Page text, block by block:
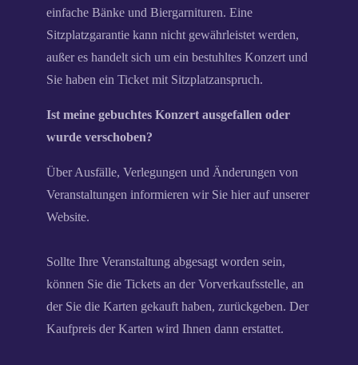
einfache Bänke und Biergarnituren. Eine
Sitzplatzgarantie kann nicht gewährleistet werden,
außer es handelt sich um ein bestuhltes Konzert und
Sie haben ein Ticket mit Sitzplatzanspruch.
Ist meine gebuchtes Konzert ausgefallen oder
wurde verschoben?
Über Ausfälle, Verlegungen und Änderungen von
Veranstaltungen informieren wir Sie hier auf unserer
Website.
Sollte Ihre Veranstaltung abgesagt worden sein,
können Sie die Tickets an der Vorverkaufsstelle, an
der Sie die Karten gekauft haben, zurückgeben. Der
Kaufpreis der Karten wird Ihnen dann erstattet.